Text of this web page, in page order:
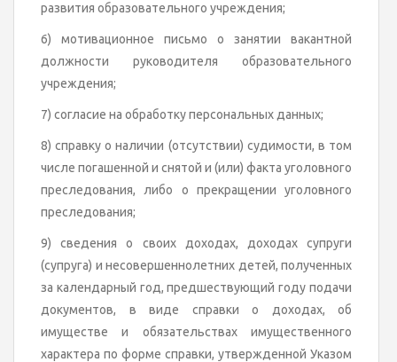
развития образовательного учреждения;
6) мотивационное письмо о занятии вакантной
должности руководителя образовательного
учреждения;
7) согласие на обработку персональных данных;
8) справку о наличии (отсутствии) судимости, в том
числе погашенной и снятой и (или) факта уголовного
преследования, либо о прекращении уголовного
преследования;
9) сведения о своих доходах, доходах супруги
(супруга) и несовершеннолетних детей, полученных
за календарный год, предшествующий году подачи
документов, в виде справки о доходах, об
имуществе и обязательствах имущественного
характера по форме справки, утвержденной Указом